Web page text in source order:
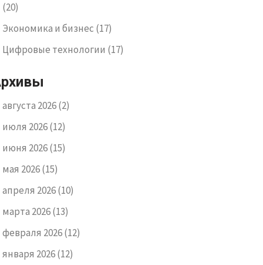
(20)
Экономика и бизнес (17)
Цифровые технологии (17)
августа 2026(2)
июля 2026(12)
июня 2026(15)
мая 2026(15)
апреля 2026(10)
марта 2026(13)
февраля 2026(12)
января 2026(12)